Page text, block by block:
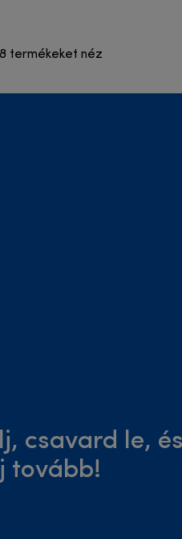
termékeket néz
csavard le,
tovább!